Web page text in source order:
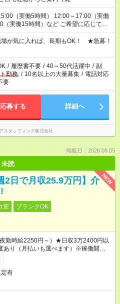
（実働5時間） 12:00～17:00（実働
間）など ご希望に応じて、
！ お気軽に担当へ相談ください！
が気に入れば、長期もOK！ ★急募！
/ 履歴書不要 / 40～50代活躍中 / 副
勤務 / 10名以上の大量募集 / 電話対応
要
応募する 詳細へ
スタッフィング株式会社
掲載日：2026.08.05
未読
NEW
2日で月収25.9万円】介
迎
ブランクOK
勤時給2250円～）★日収3万2400円以
り（月払いも選べます）※稼働開始時
払いとなります。
有